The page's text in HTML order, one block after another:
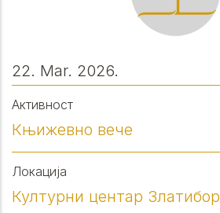
22. Mar. 2026.
Активност
Књижевно вече
Локација
Културни центар Златибор